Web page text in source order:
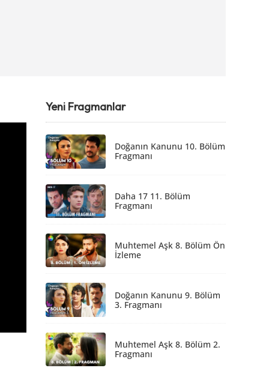
Yeni Fragmanlar
Doğanın Kanunu 10. Bölüm
Fragmanı
Daha 17 11. Bölüm
Fragmanı
Muhtemel Aşk 8. Bölüm Ön
İzleme
Doğanın Kanunu 9. Bölüm
3. Fragmanı
Muhtemel Aşk 8. Bölüm 2.
Fragmanı